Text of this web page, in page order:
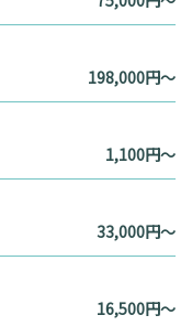
198,000円～
1,100円～
33,000円～
16,500円～